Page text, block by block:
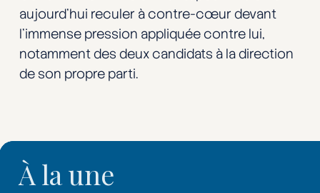
aujourd’hui reculer à contre-cœur devant
l’immense pression appliquée contre lui,
notamment des deux candidats à la direction
de son propre parti.
À la une